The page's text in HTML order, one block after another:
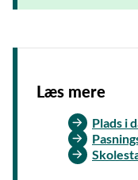
Læs mere
Plads i